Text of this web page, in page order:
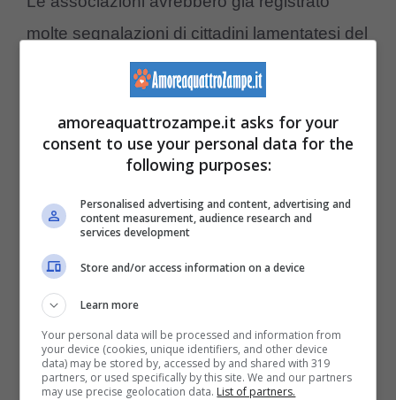
molte segnalazioni di cittadini lamentatesi del
alla quiete pubblica da parte dei
pappagalli verdi. Questi volatili, in particolar
modo in alcune zone delle grandi città, come
Roma, avrebbero minato – con la loro
considerati molto silenzioni.
Pappagalli verdi invadono le
città, come risolvere il
problema
Rispetto all’atipico fenomeno verificatosi di
amoreaquattrozampe.it asks for your
consent to use your personal data for the
following purposes:
Personalised advertising and content, advertising and
content measurement, audience research and
services development
Store and/or access information on a device
Learn more
Your personal data will be processed and information from
your device (cookies, unique identifiers, and other device
data) may be stored by, accessed by and shared with 319
partners, or used specifically by this site. We and our partners
may use precise geolocation data. List of partners.